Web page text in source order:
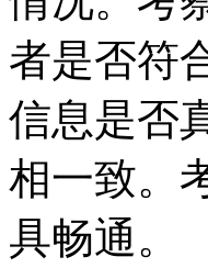
者是否符
信息是否
相一致。
具畅通。